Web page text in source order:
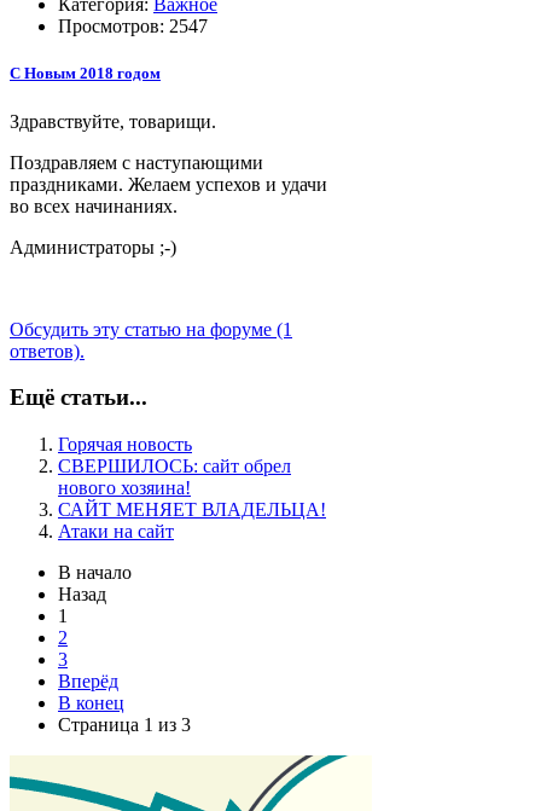
Категория: Важное
Просмотров: 2547
C Новым 2018 годом
Здравствуйте, товарищи.
Поздравляем с наступающими
праздниками. Желаем успехов и удачи
во всех начинаниях.
Администраторы ;-)
Обсудить эту статью на форуме (1
ответов).
Ещё статьи...
Горячая новость
СВЕРШИЛОСЬ: сайт обрел
нового хозяина!
САЙТ МЕНЯЕТ ВЛАДЕЛЬЦА!
Атаки на сайт
В начало
Назад
1
2
3
Вперёд
В конец
Страница 1 из 3